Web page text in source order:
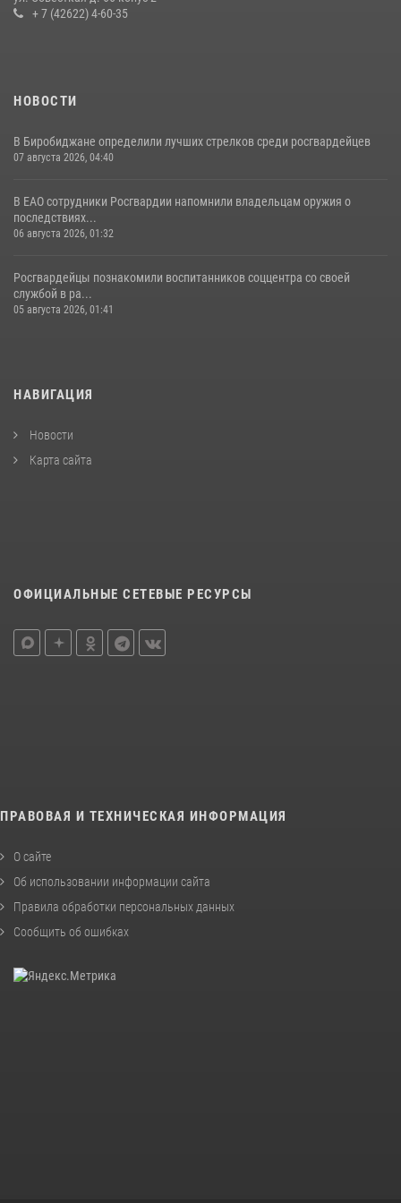
+ 7 (42622) 4-60-35
НОВОСТИ
В Биробиджане определили лучших стрелков среди росгвардейцев
07 августа 2026, 04:40
В ЕАО сотрудники Росгвардии напомнили владельцам оружия о
последствиях...
06 августа 2026, 01:32
Росгвардейцы познакомили воспитанников соццентра со своей
службой в ра...
05 августа 2026, 01:41
НАВИГАЦИЯ
Новости
Карта сайта
ОФИЦИАЛЬНЫЕ СЕТЕВЫЕ РЕСУРСЫ
ПРАВОВАЯ И ТЕХНИЧЕСКАЯ ИНФОРМАЦИЯ
О сайте
Об использовании информации сайта
Правила обработки персональных данных
Сообщить об ошибках